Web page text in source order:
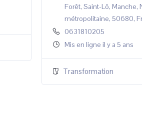
Forêt, Saint-Lô, Manche,
métropolitaine, 50680,
0631810205
Mis en ligne il y a 5 ans
Transformation